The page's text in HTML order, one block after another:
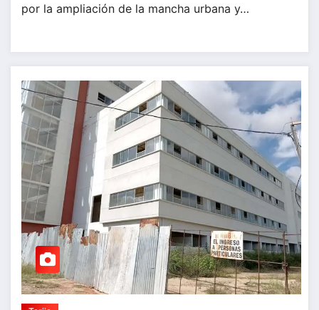
por la ampliación de la mancha urbana y…